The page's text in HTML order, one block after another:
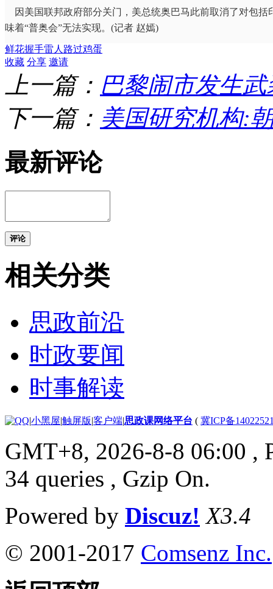
因美国联邦政府部分关门，美总统奥巴马此前取消了对包
味着“普奥会”无法实现。(记者 赵嫣)
鲜花握手雷人 路过鸡蛋
收藏 分享 邀请
上一篇： 巴黎闹市发生
下一篇： 美国研究机构:
最新评论
评论
相关分类
思政前沿
时政要闻
时事解读
|小黑屋|触屏版|客户端|思政课网络平台 ( 冀ICP备
GMT+8, 2026-8-8 06:00 ,
34 queries , Gzip On.
Powered by Discuz! X3.4
© 2001-2017 Comsenz Inc.